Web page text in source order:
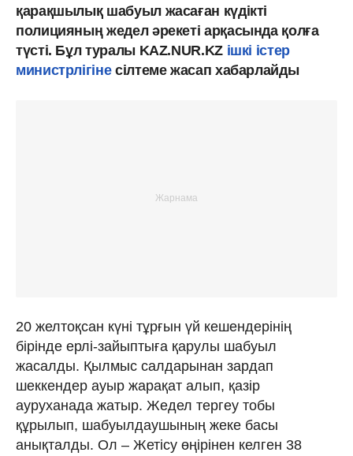
қарақшылық шабуыл жасаған күдікті
полицияның жедел әрекеті арқасында қолға
түсті. Бұл туралы KAZ.NUR.KZ ішкі істер
министрлігіне сілтеме жасап хабарлайды
20 желтоқсан күні тұрғын үй кешендерінің
бірінде ерлі-зайыптыға қарулы шабуыл
жасалды. Қылмыс салдарынан зардап
шеккендер ауыр жарақат алып, қазір
ауруханада жатыр. Жедел тергеу тобы
құрылып, шабуылдаушының жеке басы
анықталды. Ол – Жетісу өңірінен келген 38